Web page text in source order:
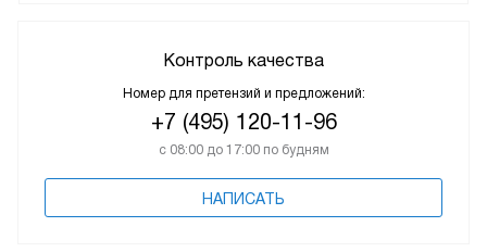
Контроль качества
Номер для претензий и предложений:
+7 (495) 120-11-96
с 08:00 до 17:00 по будням
НАПИСАТЬ